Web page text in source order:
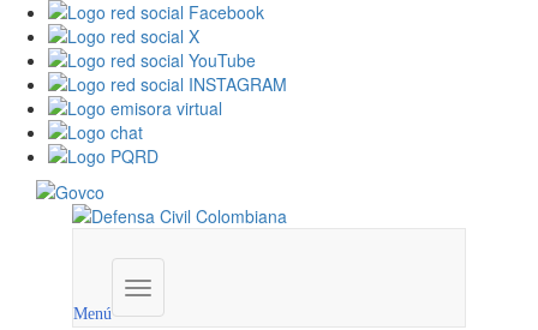
Menú
Menú
institucional